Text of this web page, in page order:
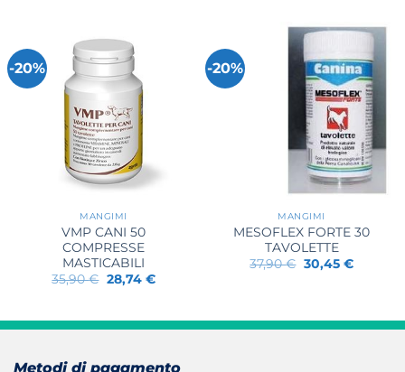
21,30 €.19,30 €.
-20%
MANGIMI
VMP CANI 50
COMPRESSE
MASTICABILI
35,90€ Il
prezzo
35,90 €.
28,74 €Il
28,74 €.
-20%
MANGIMI
MESOFLEX FORTE 30
TAVOLETTE
37,90€ Il
prezzo
30,45 €Il
Metodi di pagamento